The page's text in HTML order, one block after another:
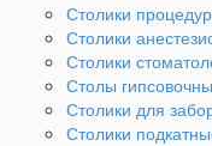
Столики
Столики
Столики
Столы
Столики для
Столики